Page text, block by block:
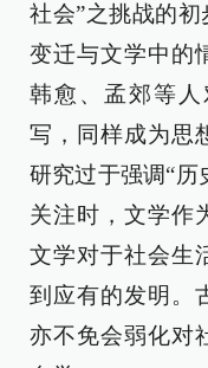
社会”之挑战的
变迁与文学中的
韩愈、孟郊等
写，同样成为思
研究过于强调“历
关注时，文学作
文学对于社会生
到应有的发明。
亦不免会弱化对